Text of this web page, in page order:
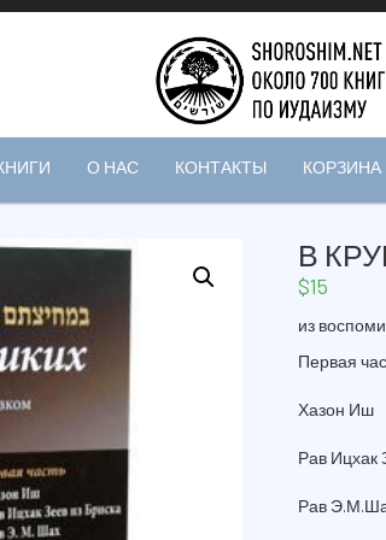
О НАС КОНТАКТЫ КОРЗИНА
В
$15
из
Первая
Хазон Иш
Рав Ицхак
Рав